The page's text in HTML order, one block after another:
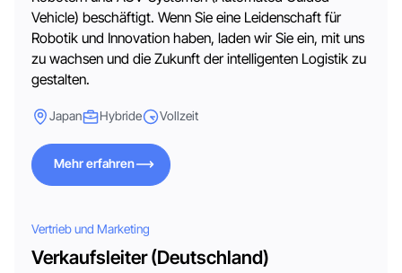
Vehicle) beschäftigt. Wenn Sie eine Leidenschaft für
Robotik und Innovation haben, laden wir Sie ein, mit uns
zu wachsen und die Zukunft der intelligenten Logistik zu
gestalten.
Japan Hybride Vollzeit
Mehr erfahren
Vertrieb und Marketing
Verkaufsleiter (Deutschland)